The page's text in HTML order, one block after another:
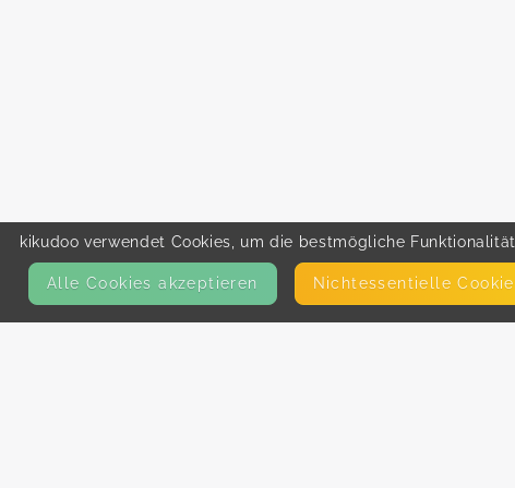
kikudoo verwendet Cookies, um die bestmögliche
Alle Cookies akzeptieren Nicht­essentielle